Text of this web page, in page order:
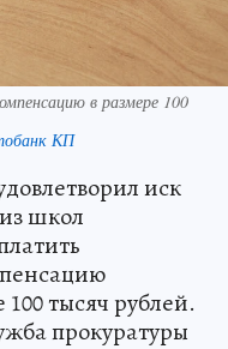
в размере 100
КП
иск
школ
тысяч рублей.
прокуратуры